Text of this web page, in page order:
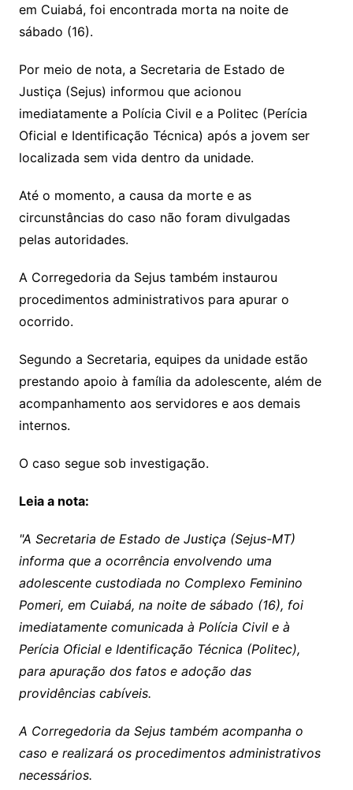
em Cuiabá, foi encontrada morta na noite de
sábado (16).
Por meio de nota, a Secretaria de Estado de
Justiça (Sejus) informou que acionou
imediatamente a Polícia Civil e a Politec (Perícia
Oficial e Identificação Técnica) após a jovem ser
localizada sem vida dentro da unidade.
Até o momento, a causa da morte e as
circunstâncias do caso não foram divulgadas
pelas autoridades.
A Corregedoria da Sejus também instaurou
procedimentos administrativos para apurar o
ocorrido.
Segundo a Secretaria, equipes da unidade estão
prestando apoio à família da adolescente, além de
acompanhamento aos servidores e aos demais
internos.
O caso segue sob investigação.
Leia a nota:
"A Secretaria de Estado de Justiça (Sejus-MT)
informa que a ocorrência envolvendo uma
adolescente custodiada no Complexo Feminino
Pomeri, em Cuiabá, na noite de sábado (16), foi
imediatamente comunicada à Polícia Civil e à
Perícia Oficial e Identificação Técnica (Politec),
para apuração dos fatos e adoção das
providências cabíveis.
A Corregedoria da Sejus também acompanha o
caso e realizará os procedimentos administrativos
necessários.